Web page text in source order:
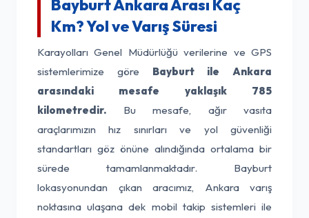
Bayburt Ankara Arası Kaç
Km? Yol ve Varış Süresi
Karayolları Genel Müdürlüğü verilerine ve GPS
sistemlerimize göre Bayburt ile Ankara
arasındaki mesafe yaklaşık 785
kilometredir. Bu mesafe, ağır vasıta
araçlarımızın hız sınırları ve yol güvenliği
standartları göz önüne alındığında ortalama bir
sürede tamamlanmaktadır. Bayburt
lokasyonundan çıkan aracımız, Ankara varış
noktasına ulaşana dek mobil takip sistemleri ile